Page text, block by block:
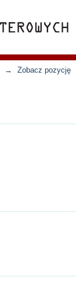
→ Zobacz pozycję